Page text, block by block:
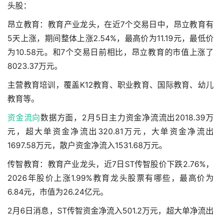
头股：
昂立教育：教育产业龙头，在近7个交易日中，昂立教育有
5天上涨，期间整体上涨2.54%，最高价为11.19元，最低价
为10.58元。和7个交易日前相比，昂立教育的市值上涨了
8023.37万元。
主营教育培训，覆盖K12教育、职业教育、国际教育、幼儿
教育等。
资金流向数据方面，2月5日主力资金净流流出2018.39万
元，超大单资金净流出320.81万元，大单资金净流出
1697.58万元，散户资金净流入1531.68万元。
传智教育：教育产业龙头，近7日ST传智股价下跌2.76%，
2026年股价上涨1.99%教育龙头股票有哪些 ，最高价为
6.84元，市值为26.24亿元。
2月6日消息，ST传智资金净流入501.2万元，超大单净流出